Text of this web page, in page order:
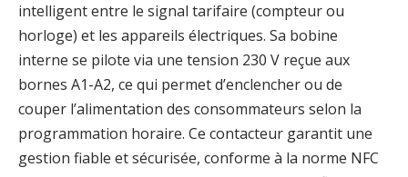
intelligent entre le signal tarifaire (compteur ou
horloge) et les appareils électriques. Sa bobine
interne se pilote via une tension 230 V reçue aux
bornes A1-A2, ce qui permet d’enclencher ou de
couper l’alimentation des consommateurs selon la
programmation horaire. Ce contacteur garantit une
gestion fiable et sécurisée, conforme à la norme NFC